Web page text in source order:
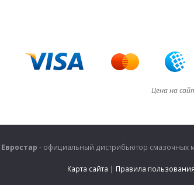
Цена на
Евростар - официальный дистрибьютор смазочных
Карта сайта | Правила